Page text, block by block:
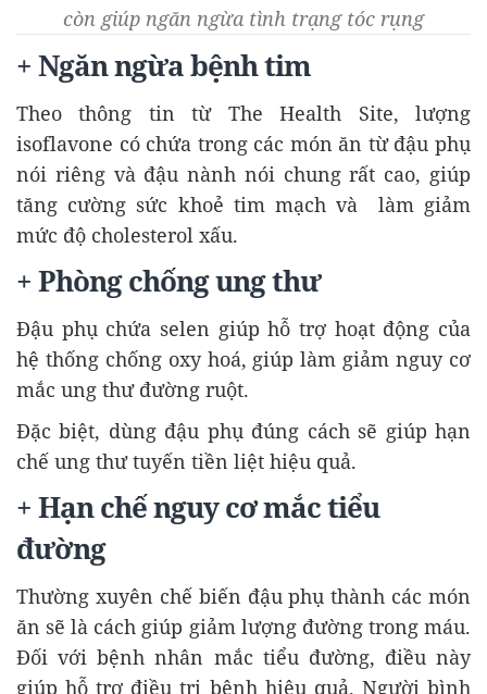
còn giúp ngăn ngừa tình trạng tóc rụng
+ Ngăn ngừa bệnh tim
Theo thông tin từ The Health Site, lượng
isoflavone có chứa trong các món ăn từ đậu phụ
nói riêng và đậu nành nói chung rất cao, giúp
tăng cường sức khoẻ tim mạch và làm giảm
mức độ cholesterol xấu.
+ Phòng chống ung thư
Đậu phụ chứa selen giúp hỗ trợ hoạt động của
hệ thống chống oxy hoá, giúp làm giảm nguy cơ
mắc ung thư đường ruột.
Đặc biệt, dùng đậu phụ đúng cách sẽ giúp hạn
chế ung thư tuyến tiền liệt hiệu quả.
+ Hạn chế nguy cơ mắc tiểu
đường
Thường xuyên chế biến đậu phụ thành các món
ăn sẽ là cách giúp giảm lượng đường trong máu.
Đối với bệnh nhân mắc tiểu đường, điều này
giúp hỗ trợ điều trị bệnh hiệu quả. Người bình